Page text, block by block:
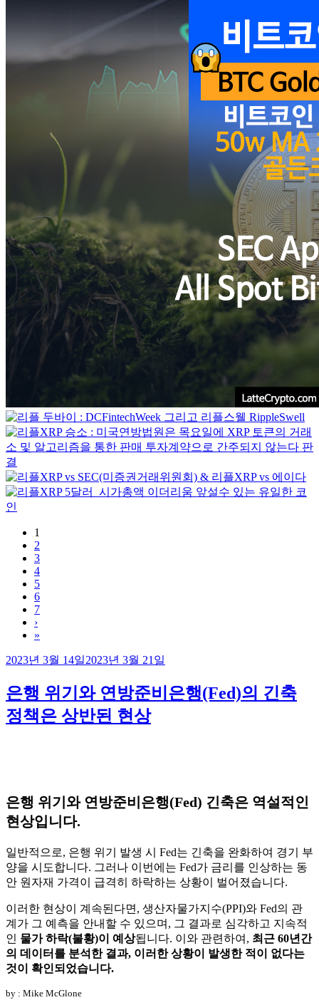
1
2
3
4
5
6
7
›
»
작
일
자
2023년 3월 14일2023년 3월 21일
은행 위기와 연방준비은행(Fed)의 긴축
정책은 상반된 현상
은행 위기와 연방준비은행(Fed) 긴축은 역설적인
현상입니다.
일반적으로, 은행 위기 발생 시 Fed는 긴축을 완화하여 경기 부
양을 시도합니다. 그러나 이번에는 Fed가 금리를 인상하는 동
안 원자재 가격이 급격히 하락하는 상황이 벌어졌습니다.
이러한 현상이 계속된다면, 생산자물가지수(PPI)와 Fed의 관
계가 그 예측을 안내할 수 있으며, 그 결과로 심각하고 지속적
인 물가 하락(불황)이 예상됩니다. 이와 관련하여, 최근 60년간
의 데이터를 분석한 결과, 이러한 상황이 발생한 적이 없다는
것이 확인되었습니다.
by : Mike McGlone